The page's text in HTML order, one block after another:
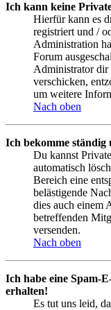
Ich kann keine
Hierfür kann es
registriert und /
Administration
Forum
Administrator dir
verschicken,
um weitere
Nach oben
Ich bekomme
Du kannst
automatisch
Bereich eine
belästigende
dies auch einem
betreffenden
versenden.
Nach oben
Ich habe eine Spam-
erhalten!
Es tut uns leid,